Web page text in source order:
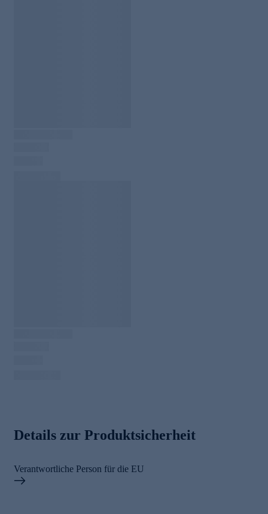
Details zur Produktsicherheit
Verantwortliche Person für die EU